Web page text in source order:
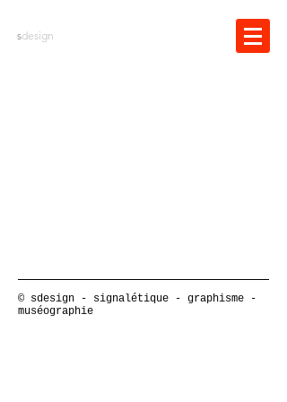
sdesign
© sdesign - signalétique - graphisme -
muséographie